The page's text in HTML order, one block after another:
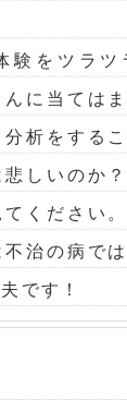
験をツラツ
に当ては
析をする
しいのか
ください
治の病で
です！